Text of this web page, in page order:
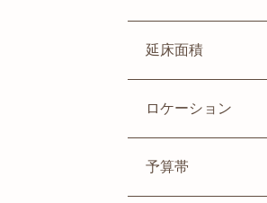
延床面積
ロケーション
予算帯